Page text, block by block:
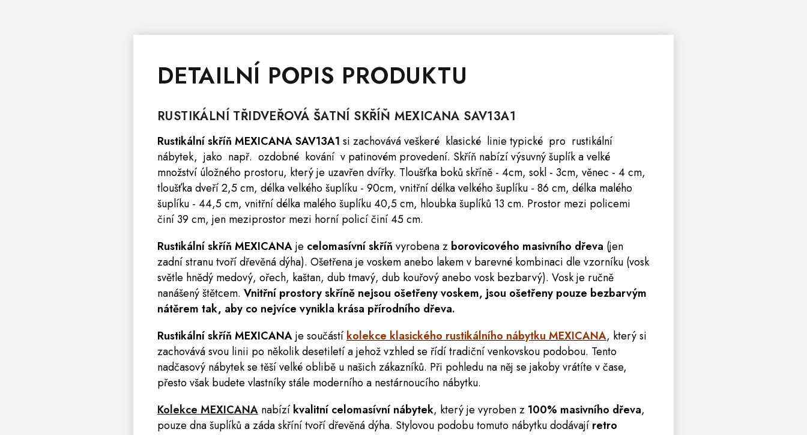
DETAILNÍ POPIS PRODUKTU
RUSTIKÁLNÍ TŘIDVEŘOVÁ ŠATNÍ SKŘÍŇ MEXICANA SAV13A1
Rustikální skříň MEXICANA SAV13A1 si zachovává veškeré klasické linie typické pro rustikální
nábytek, jako např. ozdobné kování v patinovém provedení. Skříň nabízí výsuvný šuplík a velké
množství úložného prostoru, který je uzavřen dvířky. Tloušťka boků skříně - 4cm, sokl - 3cm, věnec - 4 cm,
tloušťka dveří 2,5 cm, délka velkého šuplíku - 90cm, vnitřní délka velkého šuplíku - 86 cm, délka malého
šuplíku - 44,5 cm, vnitřní délka malého šuplíku 40,5 cm, hloubka šuplíků 13 cm. Prostor mezi policemi
činí 39 cm, jen meziprostor mezi horní policí činí 45 cm.
Rustikální skříň MEXICANAje celomasívní skříň vyrobena z borovicového masivního dřeva (jen
zadní stranu tvoří dřevěná dýha). Ošetřena je voskem anebo lakem v barevné kombinaci dle vzorníku (vosk
světle hnědý medový, ořech, kaštan, dub tmavý, dub kouřový anebo vosk bezbarvý). Vosk je ručně
nanášený štětcem. Vnitřní prostory skříně nejsou ošetřeny voskem, jsou ošetřeny pouze bezbarvým
nátěrem tak, aby co nejvíce vynikla krása přírodního dřeva.
Rustikální skříň MEXICANAje součástí kolekce klasického rustikálního nábytku MEXICANA, který si
zachovává svou linii po několik desetiletí a jehož vzhled se řídí tradiční venkovskou podobou. Tento
nadčasový nábytek se těší velké oblibě u našich zákazníků. Při pohledu na něj se jakoby vrátíte v čase,
přesto však budete vlastníky stále moderního a nestárnoucího nábytku.
Kolekce MEXICANA nabízí kvalitní celomasívní nábytek, který je vyroben z 100% masivního dřeva,
pouze dna šuplíků a záda skříní tvoří dřevěná dýha. Stylovou podobu tomuto nábytku dodávají retro